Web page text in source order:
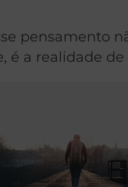
pensamento
é a realidade